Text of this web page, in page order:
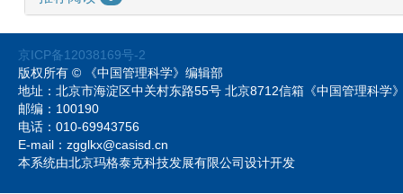
京ICP备12038169号-2
版权所有 © 《中国管理科学》编辑部
地址：北京市海淀区中关村东路55号 北京8712信箱《中国管理科
邮编：100190
电话：010-69943756
E-mail：zgglkx@casisd.cn
本系统由北京玛格泰克科技发展有限公司设计开发